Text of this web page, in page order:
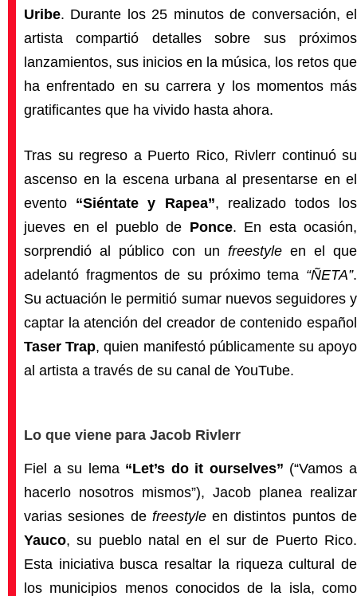
Uribe. Durante los 25 minutos de conversación, el
artista compartió detalles sobre sus próximos
lanzamientos, sus inicios en la música, los retos que
ha enfrentado en su carrera y los momentos más
gratificantes que ha vivido hasta ahora.
Tras su regreso a Puerto Rico, Rivlerr continuó su
ascenso en la escena urbana al presentarse en el
evento “Siéntate y Rapea”, realizado todos los
jueves en el pueblo de Ponce. En esta ocasión,
sorprendió al público con un freestyleen el que
adelantó fragmentos de su próximo tema “ÑETA”.
Su actuación le permitió sumar nuevos seguidores y
captar la atención del creador de contenido español
Taser Trap, quien manifestó públicamente su apoyo
al artista a través de su canal de YouTube.
Lo que viene para Jacob Rivlerr
Fiel a su lema “Let’s do it ourselves” (“Vamos a
hacerlo nosotros mismos”), Jacob planea realizar
varias sesiones de freestyleen distintos puntos de
Yauco, su pueblo natal en el sur de Puerto Rico.
Esta iniciativa busca resaltar la riqueza cultural de
los municipios menos conocidos de la isla, como